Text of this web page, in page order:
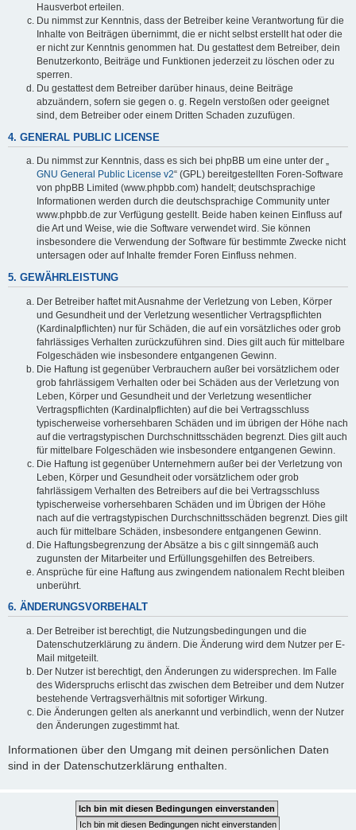
Hausverbot erteilen.
Du nimmst zur Kenntnis, dass der Betreiber keine Verantwortung für die
Inhalte von Beiträgen übernimmt, die er nicht selbst erstellt hat oder die
er nicht zur Kenntnis genommen hat. Du gestattest dem Betreiber, dein
Benutzerkonto, Beiträge und Funktionen jederzeit zu löschen oder zu
sperren.
Du gestattest dem Betreiber darüber hinaus, deine Beiträge
abzuändern, sofern sie gegen o. g. Regeln verstoßen oder geeignet
sind, dem Betreiber oder einem Dritten Schaden zuzufügen.
4. GENERAL PUBLIC LICENSE
Du nimmst zur Kenntnis, dass es sich bei phpBB um eine unter der „
GNU General Public License v2“ (GPL) bereitgestellten Foren-Software
von phpBB Limited (www.phpbb.com) handelt; deutschsprachige
Informationen werden durch die deutschsprachige Community unter
www.phpbb.de zur Verfügung gestellt. Beide haben keinen Einfluss auf
die Art und Weise, wie die Software verwendet wird. Sie können
insbesondere die Verwendung der Software für bestimmte Zwecke nicht
untersagen oder auf Inhalte fremder Foren Einfluss nehmen.
5. GEWÄHRLEISTUNG
Der Betreiber haftet mit Ausnahme der Verletzung von Leben, Körper
und Gesundheit und der Verletzung wesentlicher Vertragspflichten
(Kardinalpflichten) nur für Schäden, die auf ein vorsätzliches oder grob
fahrlässiges Verhalten zurückzuführen sind. Dies gilt auch für mittelbare
Folgeschäden wie insbesondere entgangenen Gewinn.
Die Haftung ist gegenüber Verbrauchern außer bei vorsätzlichem oder
grob fahrlässigem Verhalten oder bei Schäden aus der Verletzung von
Leben, Körper und Gesundheit und der Verletzung wesentlicher
Vertragspflichten (Kardinalpflichten) auf die bei Vertragsschluss
typischerweise vorhersehbaren Schäden und im übrigen der Höhe nach
auf die vertragstypischen Durchschnittsschäden begrenzt. Dies gilt auch
für mittelbare Folgeschäden wie insbesondere entgangenen Gewinn.
Die Haftung ist gegenüber Unternehmern außer bei der Verletzung von
Leben, Körper und Gesundheit oder vorsätzlichem oder grob
fahrlässigem Verhalten des Betreibers auf die bei Vertragsschluss
typischerweise vorhersehbaren Schäden und im Übrigen der Höhe
nach auf die vertragstypischen Durchschnittsschäden begrenzt. Dies gilt
auch für mittelbare Schäden, insbesondere entgangenen Gewinn.
Die Haftungsbegrenzung der Absätze a bis c gilt sinngemäß auch
zugunsten der Mitarbeiter und Erfüllungsgehilfen des Betreibers.
Ansprüche für eine Haftung aus zwingendem nationalem Recht bleiben
unberührt.
6. ÄNDERUNGSVORBEHALT
Der Betreiber ist berechtigt, die Nutzungsbedingungen und die
Datenschutzerklärung zu ändern. Die Änderung wird dem Nutzer per E-
Mail mitgeteilt.
Der Nutzer ist berechtigt, den Änderungen zu widersprechen. Im Falle
des Widerspruchs erlischt das zwischen dem Betreiber und dem Nutzer
bestehende Vertragsverhältnis mit sofortiger Wirkung.
Die Änderungen gelten als anerkannt und verbindlich, wenn der Nutzer
den Änderungen zugestimmt hat.
Informationen über den Umgang mit deinen persönlichen Daten
sind in der Datenschutzerklärung enthalten.